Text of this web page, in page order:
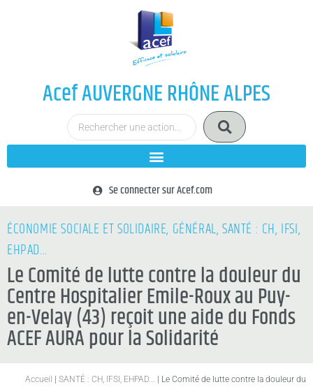
Acef AUVERGNE RHÔNE ALPES
Se connecter sur Acef.com
ÉCONOMIE SOCIALE ET SOLIDAIRE, GÉNÉRAL,SANTÉ : CH, IFSI,
EHPAD...
Le Comité de lutte contre la douleur du
Centre Hospitalier Emile-Roux au Puy-
en-Velay (43) reçoit une aide du Fonds
ACEF AURA pour la Solidarité
Accueil | SANTÉ : CH, IFSI, EHPAD... | Le Comité de lutte contre la douleur du